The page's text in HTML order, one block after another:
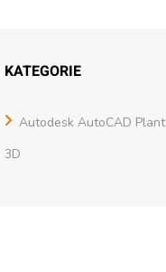
KATEGORIE
Autodesk AutoCAD Plant
3D